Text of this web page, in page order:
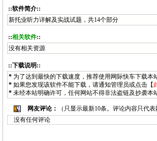
::软件简介::
新托业听力详解及实战试题，共14个部分
::相关软件::
没有相关资源
::下载说明::
* 为了达到最快的下载速度，推荐使用网际快车下载本
* 如果您发现该软件不能下载，请通知管理员或点击【
* 未经本站明确许可，任何网站不得非法盗链及抄袭
网友评论：
（只显示最新10条。评论内容只代
没有任何评论